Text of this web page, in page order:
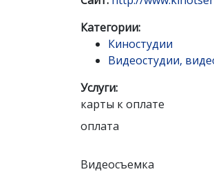
Категории:
Киностудии
Видеостудии,
Услуги:
карты к оплате
оплата
Видеосъемка